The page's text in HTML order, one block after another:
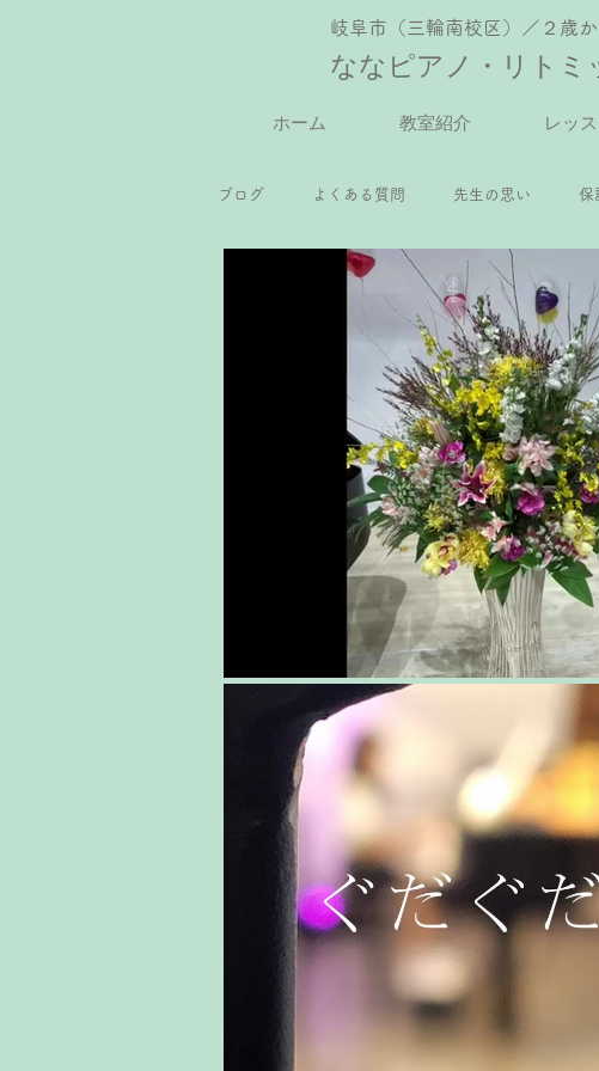
岐阜市（三輪南校区）／２歳
ななピアノ・リトミ
ホーム 教室紹介 レッ
ブログ よくある質問 先生の思い 保
年少さんピアノレッ
小2ピアノレッスン 小3ピアノレッスン
中学生ピアノレッスン 高校生ピアノレッ